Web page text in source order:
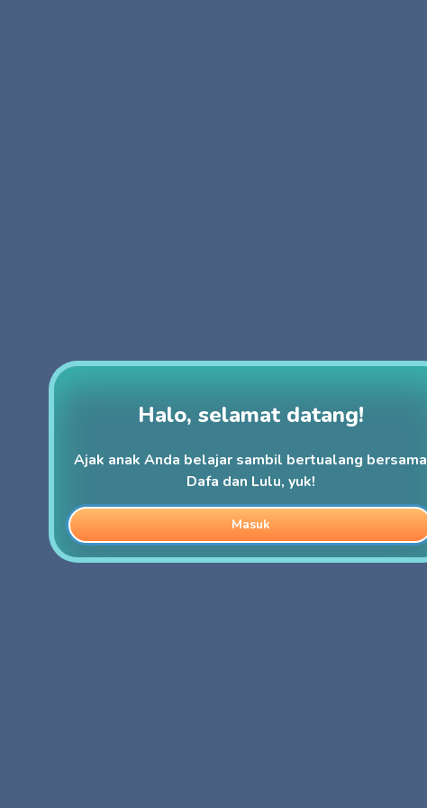
Halo, selamat datang!
Ajak anak Anda belajar sambil bertualang bersama
Dafa dan Lulu, yuk!
Masuk